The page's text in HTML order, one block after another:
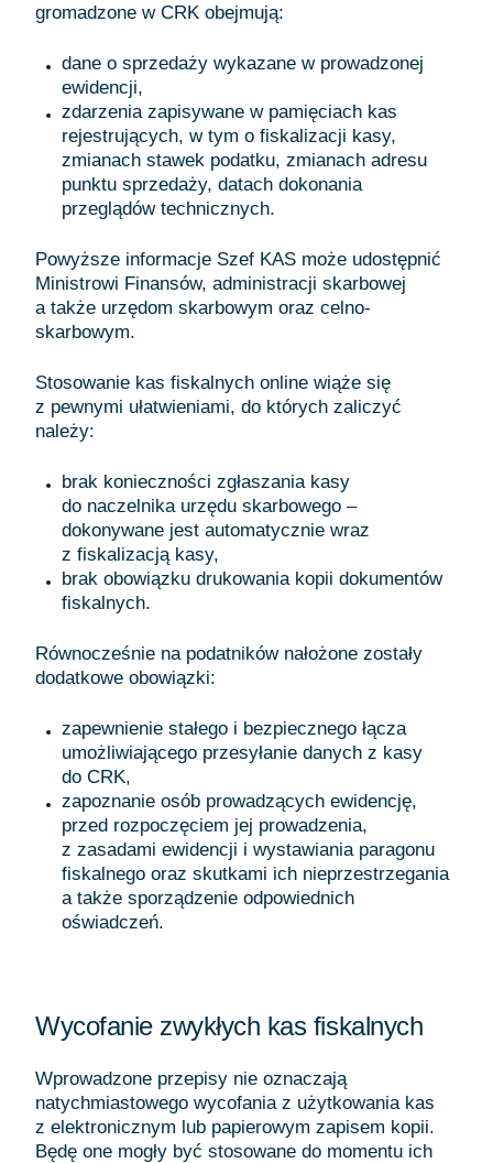
gromadzone w CRK obejmują:
dane o sprzedaży wykazane w prowadzonej
ewidencji,
zdarzenia zapisywane w pamięciach kas
rejestrujących, w tym o fiskalizacji kasy,
zmianach stawek podatku, zmianach adresu
punktu sprzedaży, datach dokonania
przeglądów technicznych.
Powyższe informacje Szef KAS może udostępnić
Ministrowi Finansów, administracji skarbowej
a także urzędom skarbowym oraz celno-
skarbowym.
Stosowanie kas fiskalnych online wiąże się
z pewnymi ułatwieniami, do których zaliczyć
należy:
brak konieczności zgłaszania kasy
do naczelnika urzędu skarbowego –
dokonywane jest automatycznie wraz
z fiskalizacją kasy,
brak obowiązku drukowania kopii dokumentów
fiskalnych.
Równocześnie na podatników nałożone zostały
dodatkowe obowiązki:
zapewnienie stałego i bezpiecznego łącza
umożliwiającego przesyłanie danych z kasy
do CRK,
zapoznanie osób prowadzących ewidencję,
przed rozpoczęciem jej prowadzenia,
z zasadami ewidencji i wystawiania paragonu
fiskalnego oraz skutkami ich nieprzestrzegania
a także sporządzenie odpowiednich
oświadczeń.
Wycofanie zwykłych kas fiskalnych
Wprowadzone przepisy nie oznaczają
natychmiastowego wycofania z użytkowania kas
z elektronicznym lub papierowym zapisem kopii.
Będę one mogły być stosowane do momentu ich